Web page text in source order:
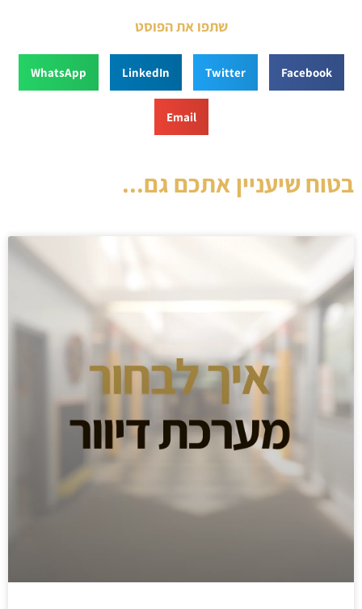
שתפו את הפוסט
Facebook
Twitter
LinkedIn
WhatsApp
Email
בטוח שיעניין אתכם גם...